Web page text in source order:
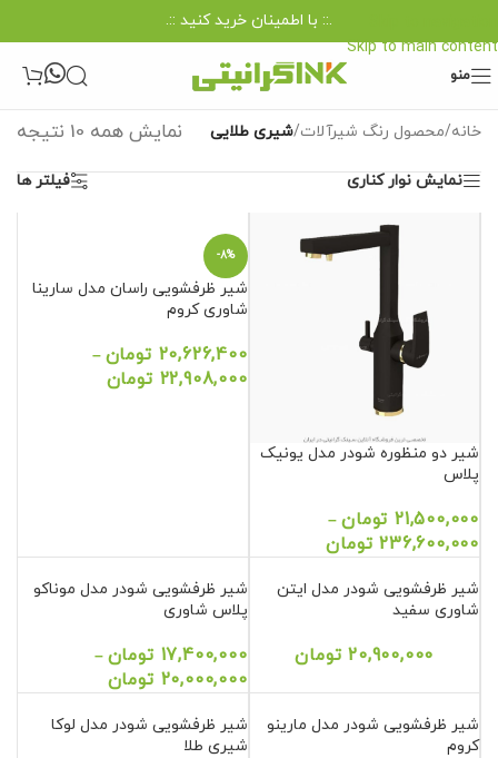
Skip to main content
.:: با اطمینان خرید کنید ::.
منو
خانه/محصول رنگ شیرآلات/شیری طلایی نمایش همه 10 نتیجه
نمایش نوار کناری فیلتر ها
شیر دو منظوره شودر مدل یونیک
پلاس
21,500,000 تومان –
236,600,000 تومان
-8%
شیر ظرفشویی راسان مدل سارینا
شاوری کروم
20,626,400 تومان –
22,908,000 تومان
شیر ظرفشویی شودر مدل ایتن
شاوری سفید
20,900,000 تومان
شیر ظرفشویی شودر مدل موناکو
پلاس شاوری
17,400,000 تومان –
20,000,000 تومان
شیر ظرفشویی شودر مدل مارینو
کروم
شیر ظرفشویی شودر مدل لوکا
شیری طلا